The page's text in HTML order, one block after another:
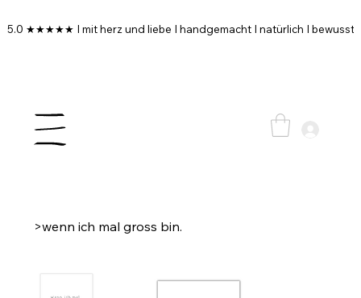
5.0 ★★★★★ I mit herz und liebe I handgemacht I natürlich I bewusst
>wenn ich mal gross bin.